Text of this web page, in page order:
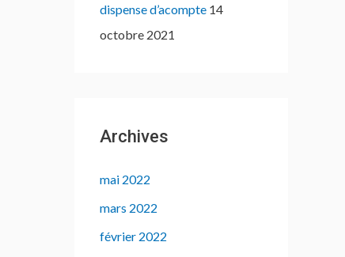
dispense d’acompte 14
octobre 2021
Archives
mai 2022
mars 2022
février 2022